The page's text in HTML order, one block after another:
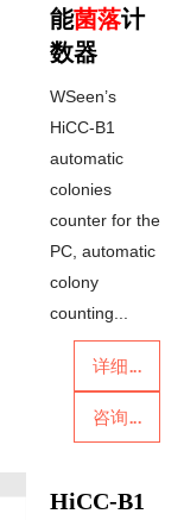
能菌落计
数器
WSeen’s
HiCC-B1
automatic
colonies
counter for the
PC, automatic
colony
counting...
详细...
咨询...
HiCC-B1